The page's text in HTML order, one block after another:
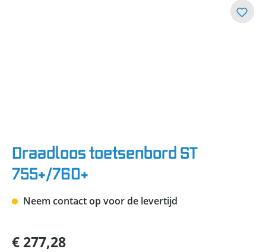
Draadloos toetsenbord ST
755+/760+
Neem contact op voor de levertijd
€ 277,28